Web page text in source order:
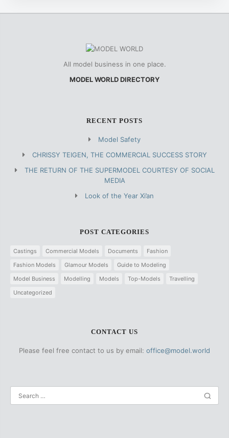
All model business in one place.
MODEL WORLD DIRECTORY
RECENT POSTS
Model Safety
CHRISSY TEIGEN, THE COMMERCIAL SUCCESS STORY
THE RETURN OF THE SUPERMODEL COURTESY OF SOCIAL
MEDIA
Look of the Year Xi’an
POST CATEGORIES
Castings Commercial Models Documents
Fashion
Fashion Models
Glamour Models
Guide to Modeling
Model Business
Modelling Models Top-Models
Travelling
Uncategorized
CONTACT US
Please feel free contact to us by email: office@model.world